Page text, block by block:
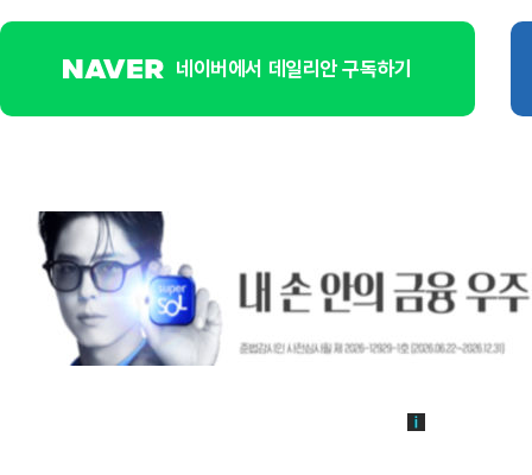
네이버에서 데일리안 구독하기